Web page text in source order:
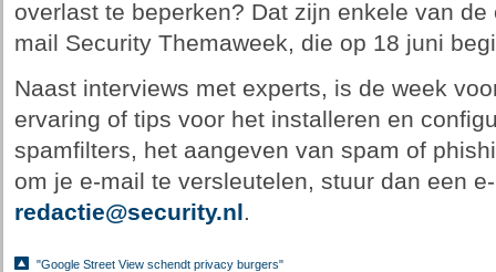
overlast te beperken? Dat zijn enkele van
mail Security Themaweek, die op 18 juni
Naast interviews met experts, is de week
ervaring of tips voor het installeren en
spamfilters, het aangeven van spam of
om je e-mail te versleutelen, stuur dan een
redactie@security.nl.
"Google Street View schendt privacy burgers"